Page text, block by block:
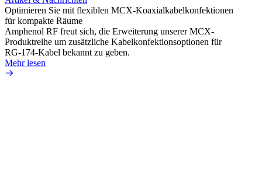
Optimieren Sie mit flexiblen MCX-Koaxialkabelkonfektionen
für kompakte Räume
Amphenol RF freut sich, die Erweiterung unserer MCX-
Produktreihe um zusätzliche Kabelkonfektionsoptionen für
RG-174-Kabel bekannt zu geben.
Mehr lesen